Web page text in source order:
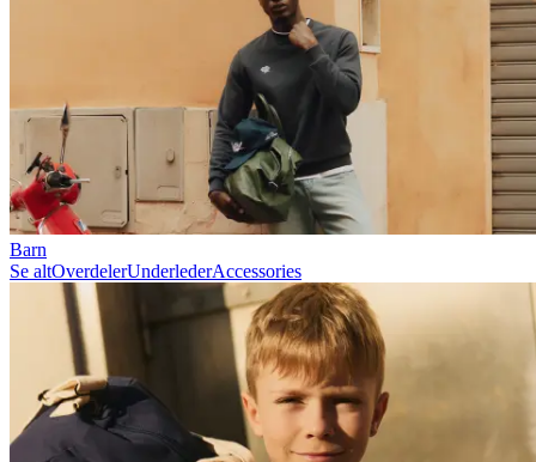
Barn
Se altOverdelerUnderlederAccessories